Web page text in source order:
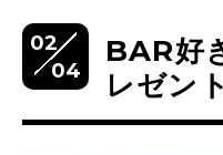
02
04
BAR好
レゼン